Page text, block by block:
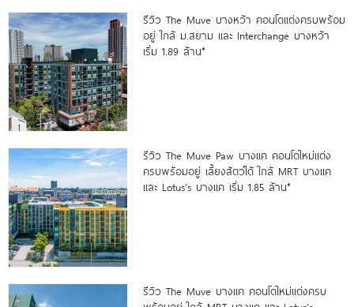
รีวิว The Muve บางหว้า คอนโดแต่งครบพร้อม
อยู่ ใกล้ ม.สยาม และ Interchange บางหว้า
เริ่ม 1.89 ล้าน*
รีวิว The Muve Paw บางแค คอนโดใหม่แต่ง
ครบพร้อมอยู่ เลี้ยงสัตว์ได้ ใกล้ MRT บางแค
และ Lotus’s บางแค เริ่ม 1.85 ล้าน*
รีวิว The Muve บางแค คอนโดใหม่แต่งครบ